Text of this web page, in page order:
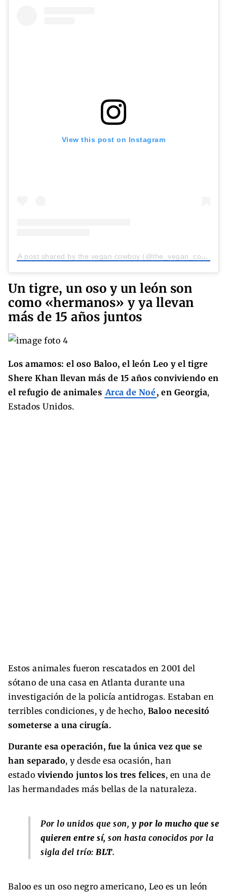
View this post on Instagram
A post shared by the vegan cowboy (@the_vegan_cowboy)
Un tigre, un oso y un león son
como «hermanos» y ya llevan
más de 15 años juntos
Los amamos: el oso Baloo, el león Leo y el tigre
Shere Khan llevan más de 15 años conviviendo en
el refugio de animales Arca de Noé, en Georgia,
Estados Unidos.
Estos animales fueron rescatados en 2001 del
sótano de una casa en Atlanta durante una
investigación de la policía antidrogas. Estaban en
terribles condiciones, y de hecho, Baloo necesitó
someterse a una cirugía.
Durante esa operación, fue la única vez que se
han separado, y desde esa ocasión, han
estado viviendo juntos los tres felices, en una de
las hermandades más bellas de la naturaleza.
Por lo unidos que son, y por lo mucho que se
quieren entre sí, son hasta conocidos por la
sigla del trío: BLT.
Baloo es un oso negro americano, Leo es un león